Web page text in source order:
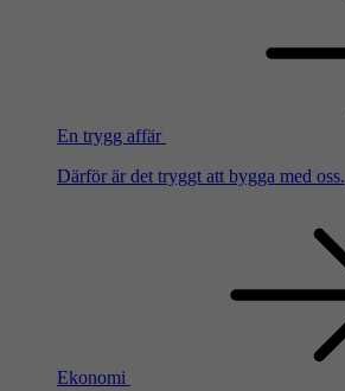
En trygg affär
Därför är det tryggt att bygga med oss.
Ekonomi